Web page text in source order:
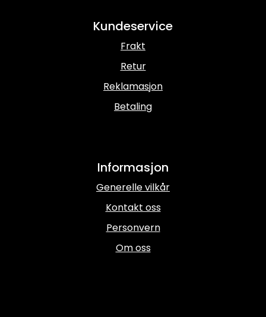
Kundeservice
Frakt
Retur
Reklamasjon
Betaling
Informasjon
Generelle vilkår
Kontakt oss
Personvern
Om oss